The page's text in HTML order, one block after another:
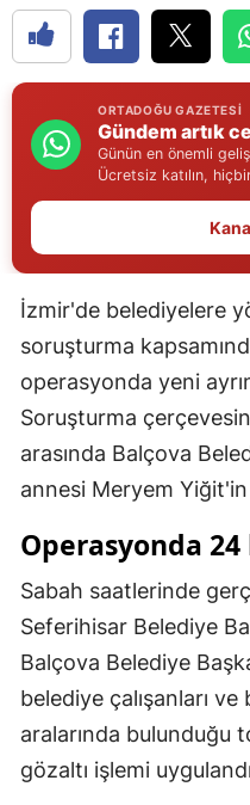
ORTADOĞU GAZETESI
Gündem artık
Günün en önemli
Ücretsiz katılın,
İzmir'de belediyelere
soruşturma
operasyonda yeni
Soruşturma
arasında Balçova
annesi Meryem
Operasyonda 24
Sabah saatlerinde
Seferihisar Belediye
Balçova Belediye
belediye çalışanları ve
aralarında bulunduğu
gözaltı işlemi